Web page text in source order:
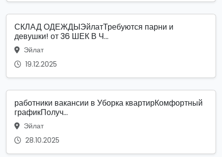
СКЛАД ОДЕЖДЫЭйлатТребуются парни и
девушки! от 36 ШЕК В Ч...
Эйлат
19.12.2025
работники вакансии в Уборка квартирКомфортный
графикПолуч...
Эйлат
28.10.2025